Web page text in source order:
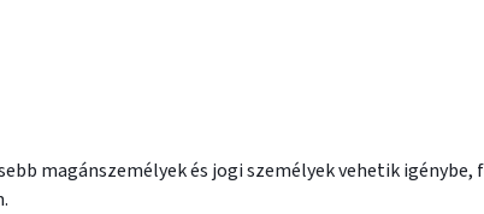
magánszemélyek és jogi személyek vehetik